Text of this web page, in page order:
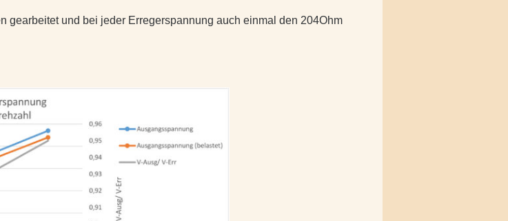
gearbeitet und bei jeder Erregerspannung auch einmal den 204Ohm